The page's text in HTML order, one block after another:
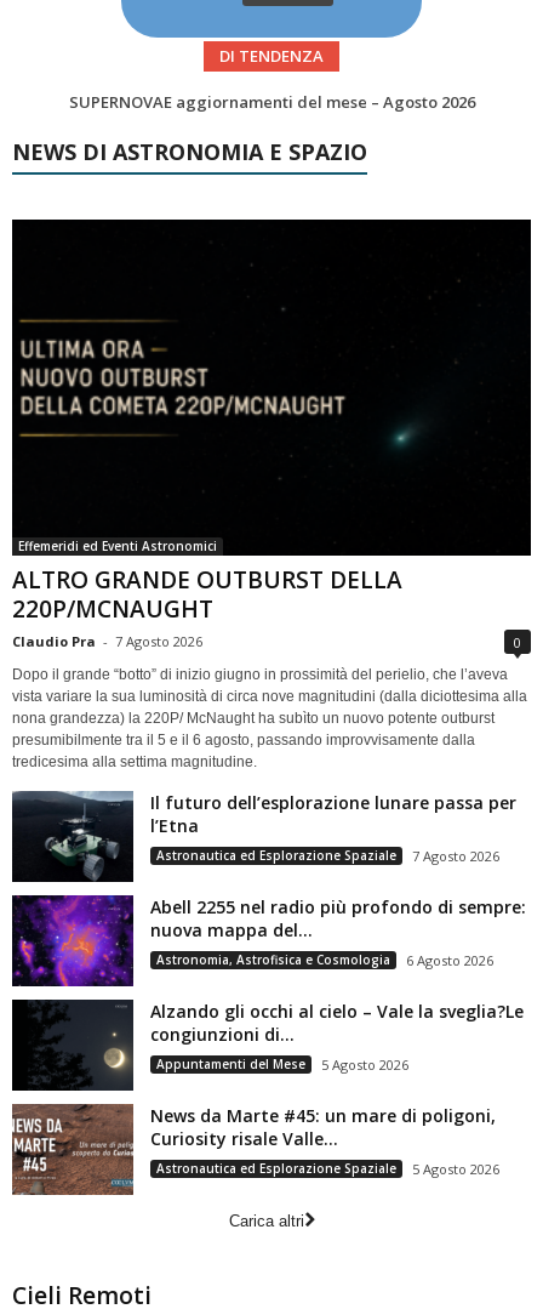
DI TENDENZA
Le Comete del mese di Agosto: LA 10P/TEMPEL AL PERIELIO
NEWS DI ASTRONOMIA E SPAZIO
Effemeridi ed Eventi Astronomici
ALTRO GRANDE OUTBURST DELLA
220P/MCNAUGHT
Claudio Pra - 7 Agosto 2026 0
Dopo il grande “botto” di inizio giugno in prossimità del perielio, che l’aveva
vista variare la sua luminosità di circa nove magnitudini (dalla diciottesima alla
nona grandezza) la 220P/ McNaught ha subìto un nuovo potente outburst
presumibilmente tra il 5 e il 6 agosto, passando improvvisamente dalla
tredicesima alla settima magnitudine.
Il futuro dell’esplorazione lunare passa per
l’Etna
Astronautica ed Esplorazione Spaziale 7 Agosto 2026
Abell 2255 nel radio più profondo di sempre:
nuova mappa del...
Astronomia, Astrofisica e Cosmologia 6 Agosto 2026
Alzando gli occhi al cielo – Vale la sveglia?Le
congiunzioni di...
Appuntamenti del Mese 5 Agosto 2026
News da Marte #45: un mare di poligoni,
Curiosity risale Valle...
Astronautica ed Esplorazione Spaziale 5 Agosto 2026
Carica altri
Cieli Remoti